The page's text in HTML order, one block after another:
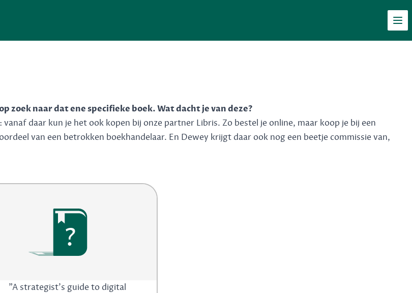
zoek naar dat ene specifieke boek. Wat dacht je van deze?
daar kun je het ook kopen bij onze partner Libris. Zo bestel je online, maar koop je bij een
van een betrokken boekhandelaar. En Dewey krijgt daar ook nog een beetje commissie van,
?
"A strategist's guide to digital